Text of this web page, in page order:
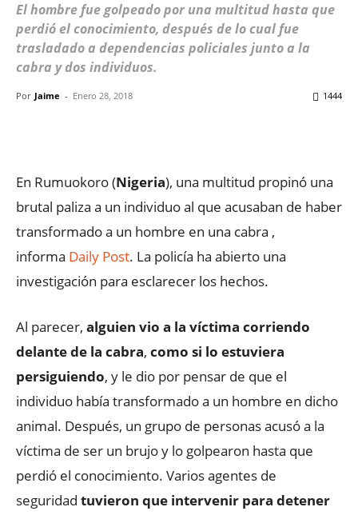
El hombre fue golpeado por una multitud hasta que
perdió el conocimiento, después de lo cual fue
trasladado a dependencias policiales junto a la
cabra y dos individuos.
Por Jaime - Enero 28, 2018 1444
En Rumuokoro (Nigeria), una multitud propinó una
brutal paliza a un individuo al que acusaban de haber
transformado a un hombre en una cabra ,
informa Daily Post. La policía ha abierto una
investigación para esclarecer los hechos.
Al parecer, alguien vio a la víctima corriendo
delante de la cabra, como si lo estuviera
persiguiendo, y le dio por pensar de que el
individuo había transformado a un hombre en dicho
animal. Después, un grupo de personas acusó a la
víctima de ser un brujo y lo golpearon hasta que
perdió el conocimiento. Varios agentes de
seguridad tuvieron que intervenir para detener